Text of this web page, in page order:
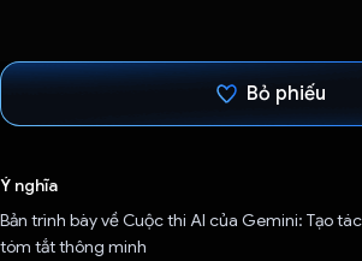
Bỏ phiếu
Ý nghĩa
Bản trình bày về Cuộc thi AI của Gemini: Tạo
tóm tắt thông minh